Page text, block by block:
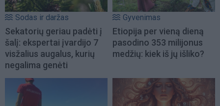
Sodas ir daržas
Sekatorių geriau padėti į
šalį: ekspertai įvardijo 7
visžalius augalus, kurių
negalima genėti
Gyvenimas
Etiopija per vieną dieną
pasodino 353 milijonus
medžių: kiek iš jų išliko?